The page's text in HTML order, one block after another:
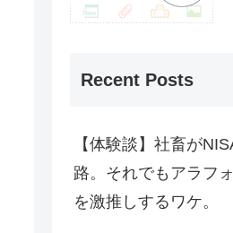
Recent Posts
【体験談】社畜が
路。それでもアラフ
を激推しするワケ。